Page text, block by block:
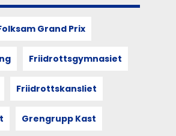
Grand Prix
Friidrottsgymnasiet
Friidrottskansliet
Grengrupp Kast